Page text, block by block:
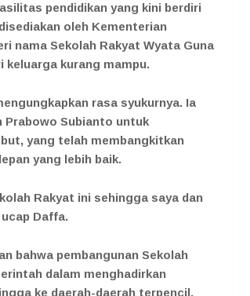
pendidikan yang kini berdiri
oleh Kementerian
nama Sekolah Rakyat Wyata Guna
keluarga kurang mampu.
rasa syukurnya. Ia
Prabowo Subianto untuk
yang telah membangkitkan
yang lebih baik.
Rakyat ini sehingga saya dan
Daffa.
bahwa pembangunan Sekolah
dalam menghadirkan
ke daerah-daerah terpencil.